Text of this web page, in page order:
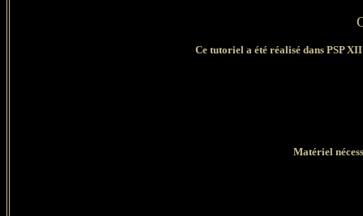
Ce tutoriel a été réalisé dans PSP
Matériel